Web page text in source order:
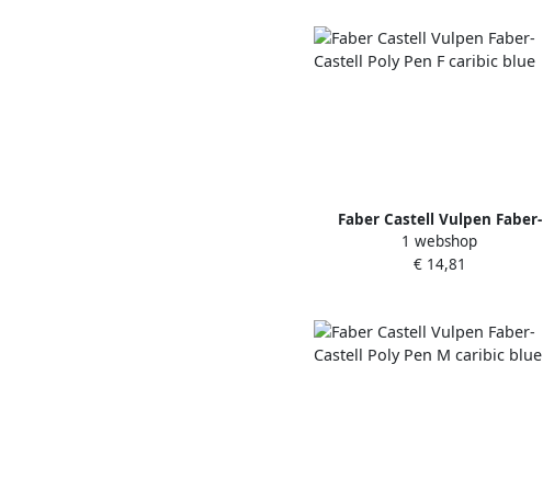
Faber Castell Vulpen Faber-
Castell Poly Pen F caribic blue
1 webshop
€ 14,81